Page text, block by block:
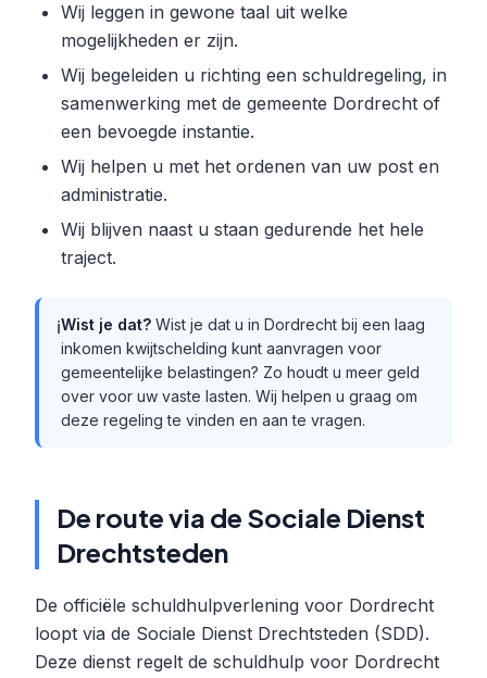
Wij leggen in gewone taal uit welke
mogelijkheden er zijn.
Wij begeleiden u richting een schuldregeling, in
samenwerking met de gemeente Dordrecht of
een bevoegde instantie.
Wij helpen u met het ordenen van uw post en
administratie.
Wij blijven naast u staan gedurende het hele
traject.
ℹ️Wist je dat? Wist je dat u in Dordrecht bij een laag
inkomen kwijtschelding kunt aanvragen voor
gemeentelijke belastingen? Zo houdt u meer geld
over voor uw vaste lasten. Wij helpen u graag om
deze regeling te vinden en aan te vragen.
De route via de Sociale Dienst
Drechtsteden
De officiële schuldhulpverlening voor Dordrecht
loopt via de Sociale Dienst Drechtsteden (SDD).
Deze dienst regelt de schuldhulp voor Dordrecht